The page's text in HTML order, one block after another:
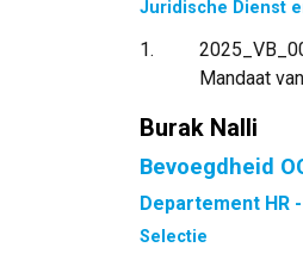
Juridische Dienst
1
Mandaat
Burak Nalli
Bevoegdheid
Departement HR
Selectie